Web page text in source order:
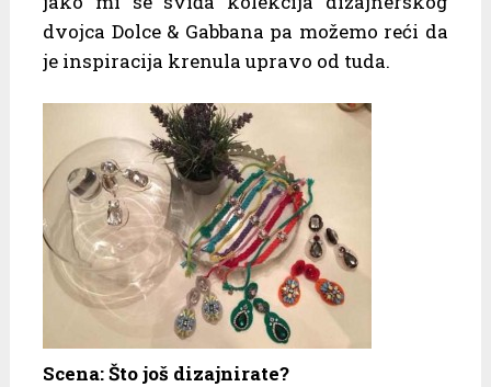
dvojca Dolce & Gabbana pa možemo reći da
je inspiracija krenula upravo od tuda.
Scena: Što još dizajnirate?